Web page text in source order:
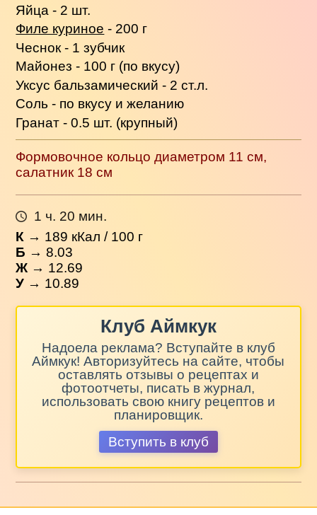
Яйца - 2 шт.
Филе куриное - 200 г
Чеснок - 1 зубчик
Майонез - 100 г (по вкусу)
Уксус бальзамический - 2 ст.л.
Соль - по вкусу и желанию
Гранат - 0.5 шт. (крупный)
Формовочное кольцо диаметром 11 см,
салатник 18 см
1 ч. 20 мин.
К → 189 кКал / 100 г
Б → 8.03
Ж → 12.69
У → 10.89
Клуб Аймкук
Надоела реклама? Вступайте в клуб
Аймкук! Авторизуйтесь на сайте, чтобы
оставлять отзывы о рецептах и
фотоотчеты, писать в журнал,
использовать свою книгу рецептов и
планировщик.
Вступить в клуб